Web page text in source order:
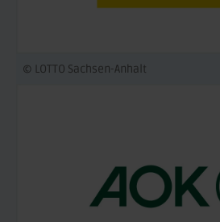
© LOTTO Sachsen-Anhalt